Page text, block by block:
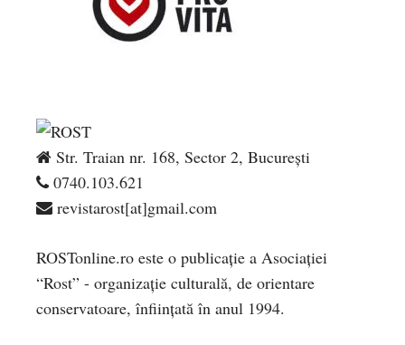
Str. Traian nr. 168, Sector 2, București
0740.103.621
revistarost[at]gmail.com
ROSTonline.ro este o publicaţie a Asociaţiei
“Rost” - organizaţie culturală, de orientare
conservatoare, înfiinţată în anul 1994.